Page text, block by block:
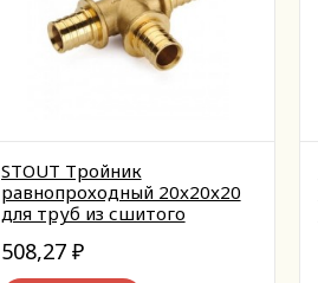
STOUT Тройник
равнопроходный 20x20x20
для труб из сшитого
508,27 ₽